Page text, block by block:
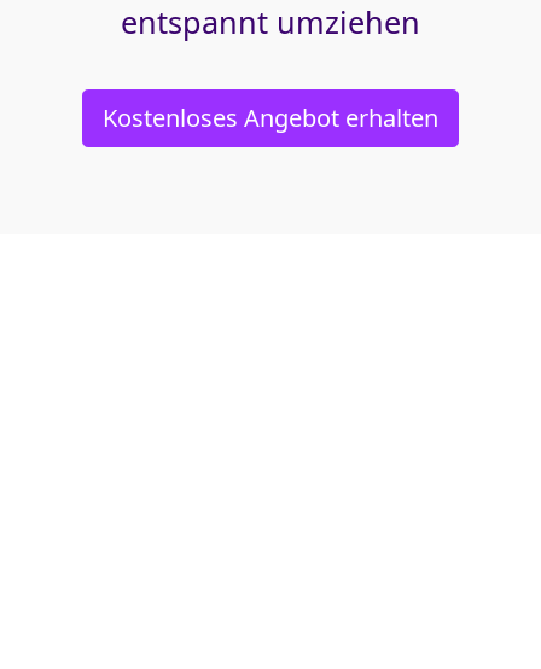
entspannt umziehen
Kostenloses Angebot erhalten